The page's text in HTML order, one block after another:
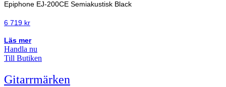
Epiphone EJ-200CE Semiakustisk Black
6 719 kr
Läs mer
Handla nu
Till Butiken
Gitarrmärken